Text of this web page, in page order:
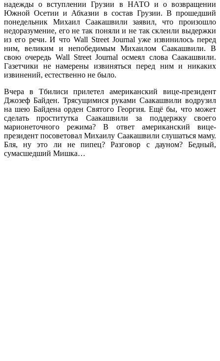
надежды о вступлении Грузии в НАТО и о возвращении
Южной Осетии и Абхазии в состав Грузии. В прошедший
понедельник Михаил Саакашвили заявил, что произошло
недоразумение, его не так поняли и не так склеили выдержки
из его речи. И что Wall Street Journal уже извинилось перед
ним, великим и непобедимым Михаилом Саакашвили. В
свою очередь Wall Street Journal осмеял слова Саакашвили.
Газетчики не намерены извиняться перед ним и никаких
извинений, естественно не было.
Вчера в Тбилиси прилетел американский вице-президент
Джозеф Байден. Трясущимися руками Саакашвили водрузил
на шею Байдена орден Святого Георгия. Ещё бы, что может
сделать проститутка Саакашвили за поддержку своего
марионеточного режима? В ответ американский вице-
президент посоветовал Михаилу Саакашвили слушаться маму.
Бля, ну это ли не пипец? Разговор с дауном? Бедный,
сумасшедший Мишка…